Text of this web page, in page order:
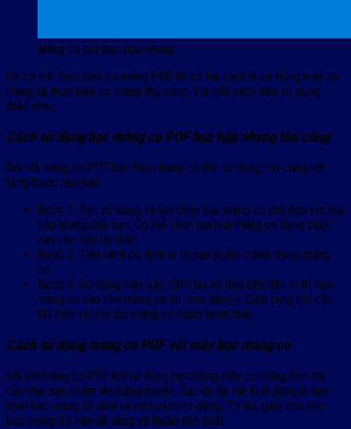
Màng co pof bọc hộp nhang
Để có thể thực hiện co màng POF thì có hai cách là sử dụng máy co
màng và thực hiện co màng thủ công. Với mỗi cách đều sử dụng
khác nhau.
Cách sử dụng bọc màng co POF bọc hộp nhang thủ công
Đối với màng co POF bọc hộp nhang có thể sử dụng thủ công với
từng bước như sau:
Bước 1: Bạn sử dụng và lựa chọn loại màng co phù hợp với loại
hộp nhang của bạn. Có thể chọn lựa loại màng co dạng cuộn
sao cho tiện lợi nhất.
Bước 2: Tiến hành cố định vị trí sản phẩm ở bên trong màng
co.
Bước 3: Sử dụng máy sấy cầm tay và đưa đều đến vị trí của
màng co sao cho màng co lại theo đúng ý. Cuối cùng chỉ cần
tắt máy và chờ đợi màng co nguội hoàn toàn.
Cách sử dụng màng co POF với máy bọc màng co
Đối với màng co POF khi sử dụng bọc bằng máy co màng bạn chỉ
cần cho sản phẩm lên băng truyền. Sau đó ấn nút khởi động là quá
trình bọc màng sẽ diễn ra một cách tự động. Từ đó, giúp cho việc
bọc màng trở nên dễ dàng và thuận tiện nhất.